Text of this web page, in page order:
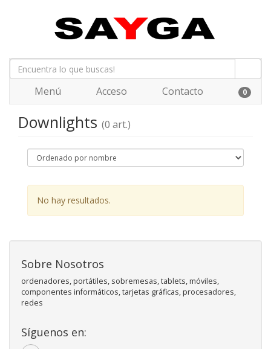
Menú Acceso Contacto 0
Downlights (0 art.)
No hay resultados.
Sobre Nosotros
ordenadores, portátiles, sobremesas, tablets, móviles,
componentes informáticos, tarjetas gráficas, procesadores,
redes
Síguenos en: